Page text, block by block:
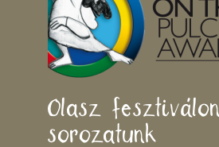
​Olasz
sorozatunk